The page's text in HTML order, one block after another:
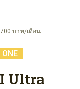
บาท/เดือน
ONE
Ultra